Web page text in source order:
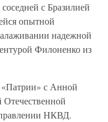
с Бразилией
опытной
надежной
Филоненко из
«Патрии» с Анной
НКВД.